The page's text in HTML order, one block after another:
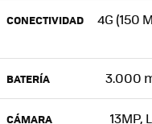
CONECTIVIDAD 4G (150
BATERÍA 3.000
CÁMARA 13MP,